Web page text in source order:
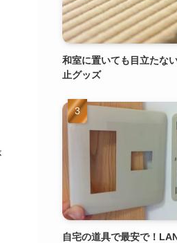
和室に置いても目立たな
止グッズ
自宅の道具で最安で！